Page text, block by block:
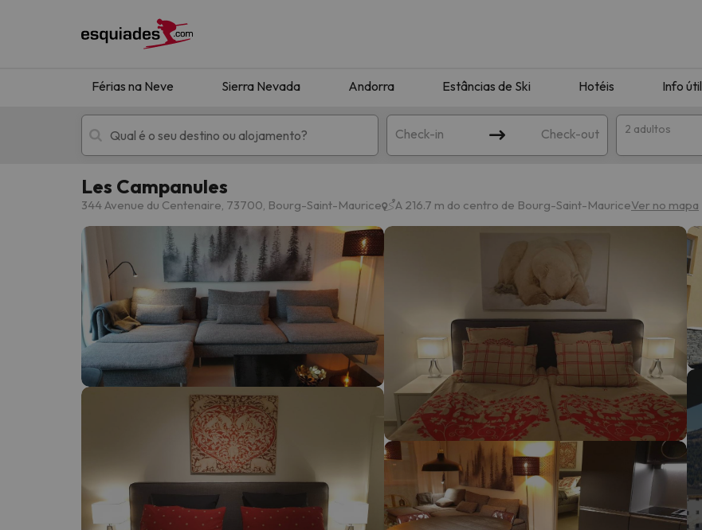
Férias na Neve Sierra Nevada Andorra Estâncias de Ski Hotéis Info útil
Check-in Check-out 2 adultos
Férias na neve Hotéis de montanha
Oops, não encontramos nenhum resultado que corresponda à sua pesquisa. Tente modificar o destino.
Bem, parece que o nosso Seeker perdeu o seu caminho. Assim que encontrar a sua bússola, estará de volta.
Les Campanules
344 Avenue du Centenaire, 73700, Bourg-Saint-Maurice A 216.7 m do centro de Bourg-Saint-MauriceVer no mapa